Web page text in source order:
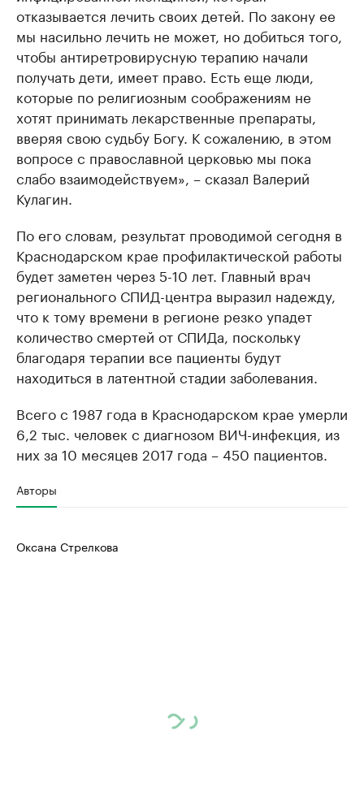
отказывается лечить своих детей. По закону ее
мы насильно лечить не может, но добиться того,
чтобы антиретровирусную терапию начали
получать дети, имеет право. Есть еще люди,
которые по религиозным соображениям не
хотят принимать лекарственные препараты,
вверяя свою судьбу Богу. К сожалению, в этом
вопросе с православной церковью мы пока
слабо взаимодействуем», – сказал Валерий
Кулагин.
По его словам, результат проводимой сегодня в
Краснодарском крае профилактической работы
будет заметен через 5-10 лет. Главный врач
регионального СПИД-центра выразил надежду,
что к тому времени в регионе резко упадет
количество смертей от СПИДа, поскольку
благодаря терапии все пациенты будут
находиться в латентной стадии заболевания.
Всего с 1987 года в Краснодарском крае умерли
6,2 тыс. человек с диагнозом ВИЧ-инфекция, из
них за 10 месяцев 2017 года – 450 пациентов.
Авторы
Оксана Стрелкова